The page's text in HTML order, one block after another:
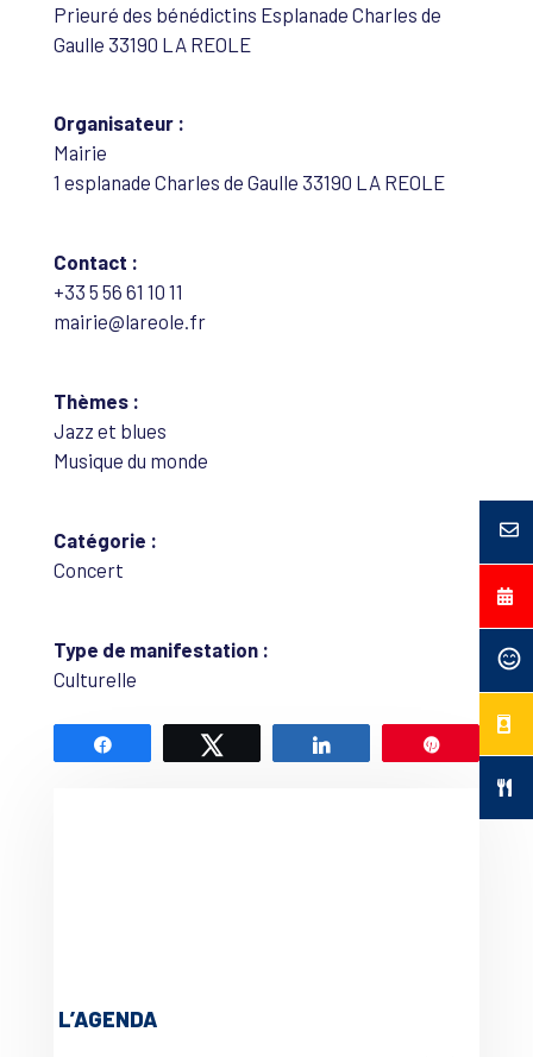
Prieuré des bénédictins Esplanade Charles de
Gaulle 33190 LA REOLE
Organisateur :
Mairie
1 esplanade Charles de Gaulle 33190 LA REOLE
Contact :
+33 5 56 61 10 11
mairie@lareole.fr
Thèmes :
Jazz et blues
Musique du monde
Catégorie :
Concert
Type de manifestation :
Culturelle
L’AGENDA